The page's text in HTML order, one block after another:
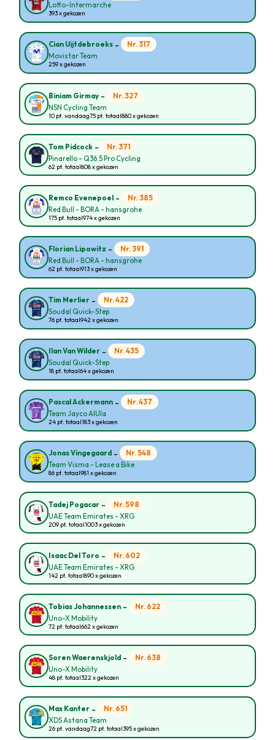
Lotto-Intermarche
393 x gekozen
Cian Uijtdebroeks - Nr. 317
Movistar Team
259 x gekozen
Biniam Girmay - Nr. 327
NSN Cycling Team
10 pt. vandaag75 pt. totaal880 x gekozen
Tom Pidcock - Nr. 371
Pinarello - Q36.5 Pro Cycling
62 pt. totaal808 x gekozen
Remco Evenepoel - Nr. 385
Red Bull - BORA - hansgrohe
175 pt. totaal974 x gekozen
Florian Lipowitz - Nr. 391
Red Bull - BORA - hansgrohe
62 pt. totaal913 x gekozen
Tim Merlier - Nr. 422
Soudal Quick-Step
76 pt. totaal942 x gekozen
Ilan Van Wilder - Nr. 435
Soudal Quick-Step
18 pt. totaal64 x gekozen
Pascal Ackermann - Nr. 437
Team Jayco AlUla
24 pt. totaal183 x gekozen
Jonas Vingegaard - Nr. 548
Team Visma - Lease a Bike
86 pt. totaal981 x gekozen
Tadej Pogacar - Nr. 598
UAE Team Emirates - XRG
209 pt. totaal1003 x gekozen
Isaac Del Toro - Nr. 602
UAE Team Emirates - XRG
142 pt. totaal890 x gekozen
Tobias Johannessen - Nr. 622
Uno-X Mobility
72 pt. totaal662 x gekozen
Soren Waerenskjold - Nr. 638
Uno-X Mobility
48 pt. totaal322 x gekozen
Max Kanter - Nr. 651
XDS Astana Team
26 pt. vandaag72 pt. totaal395 x gekozen